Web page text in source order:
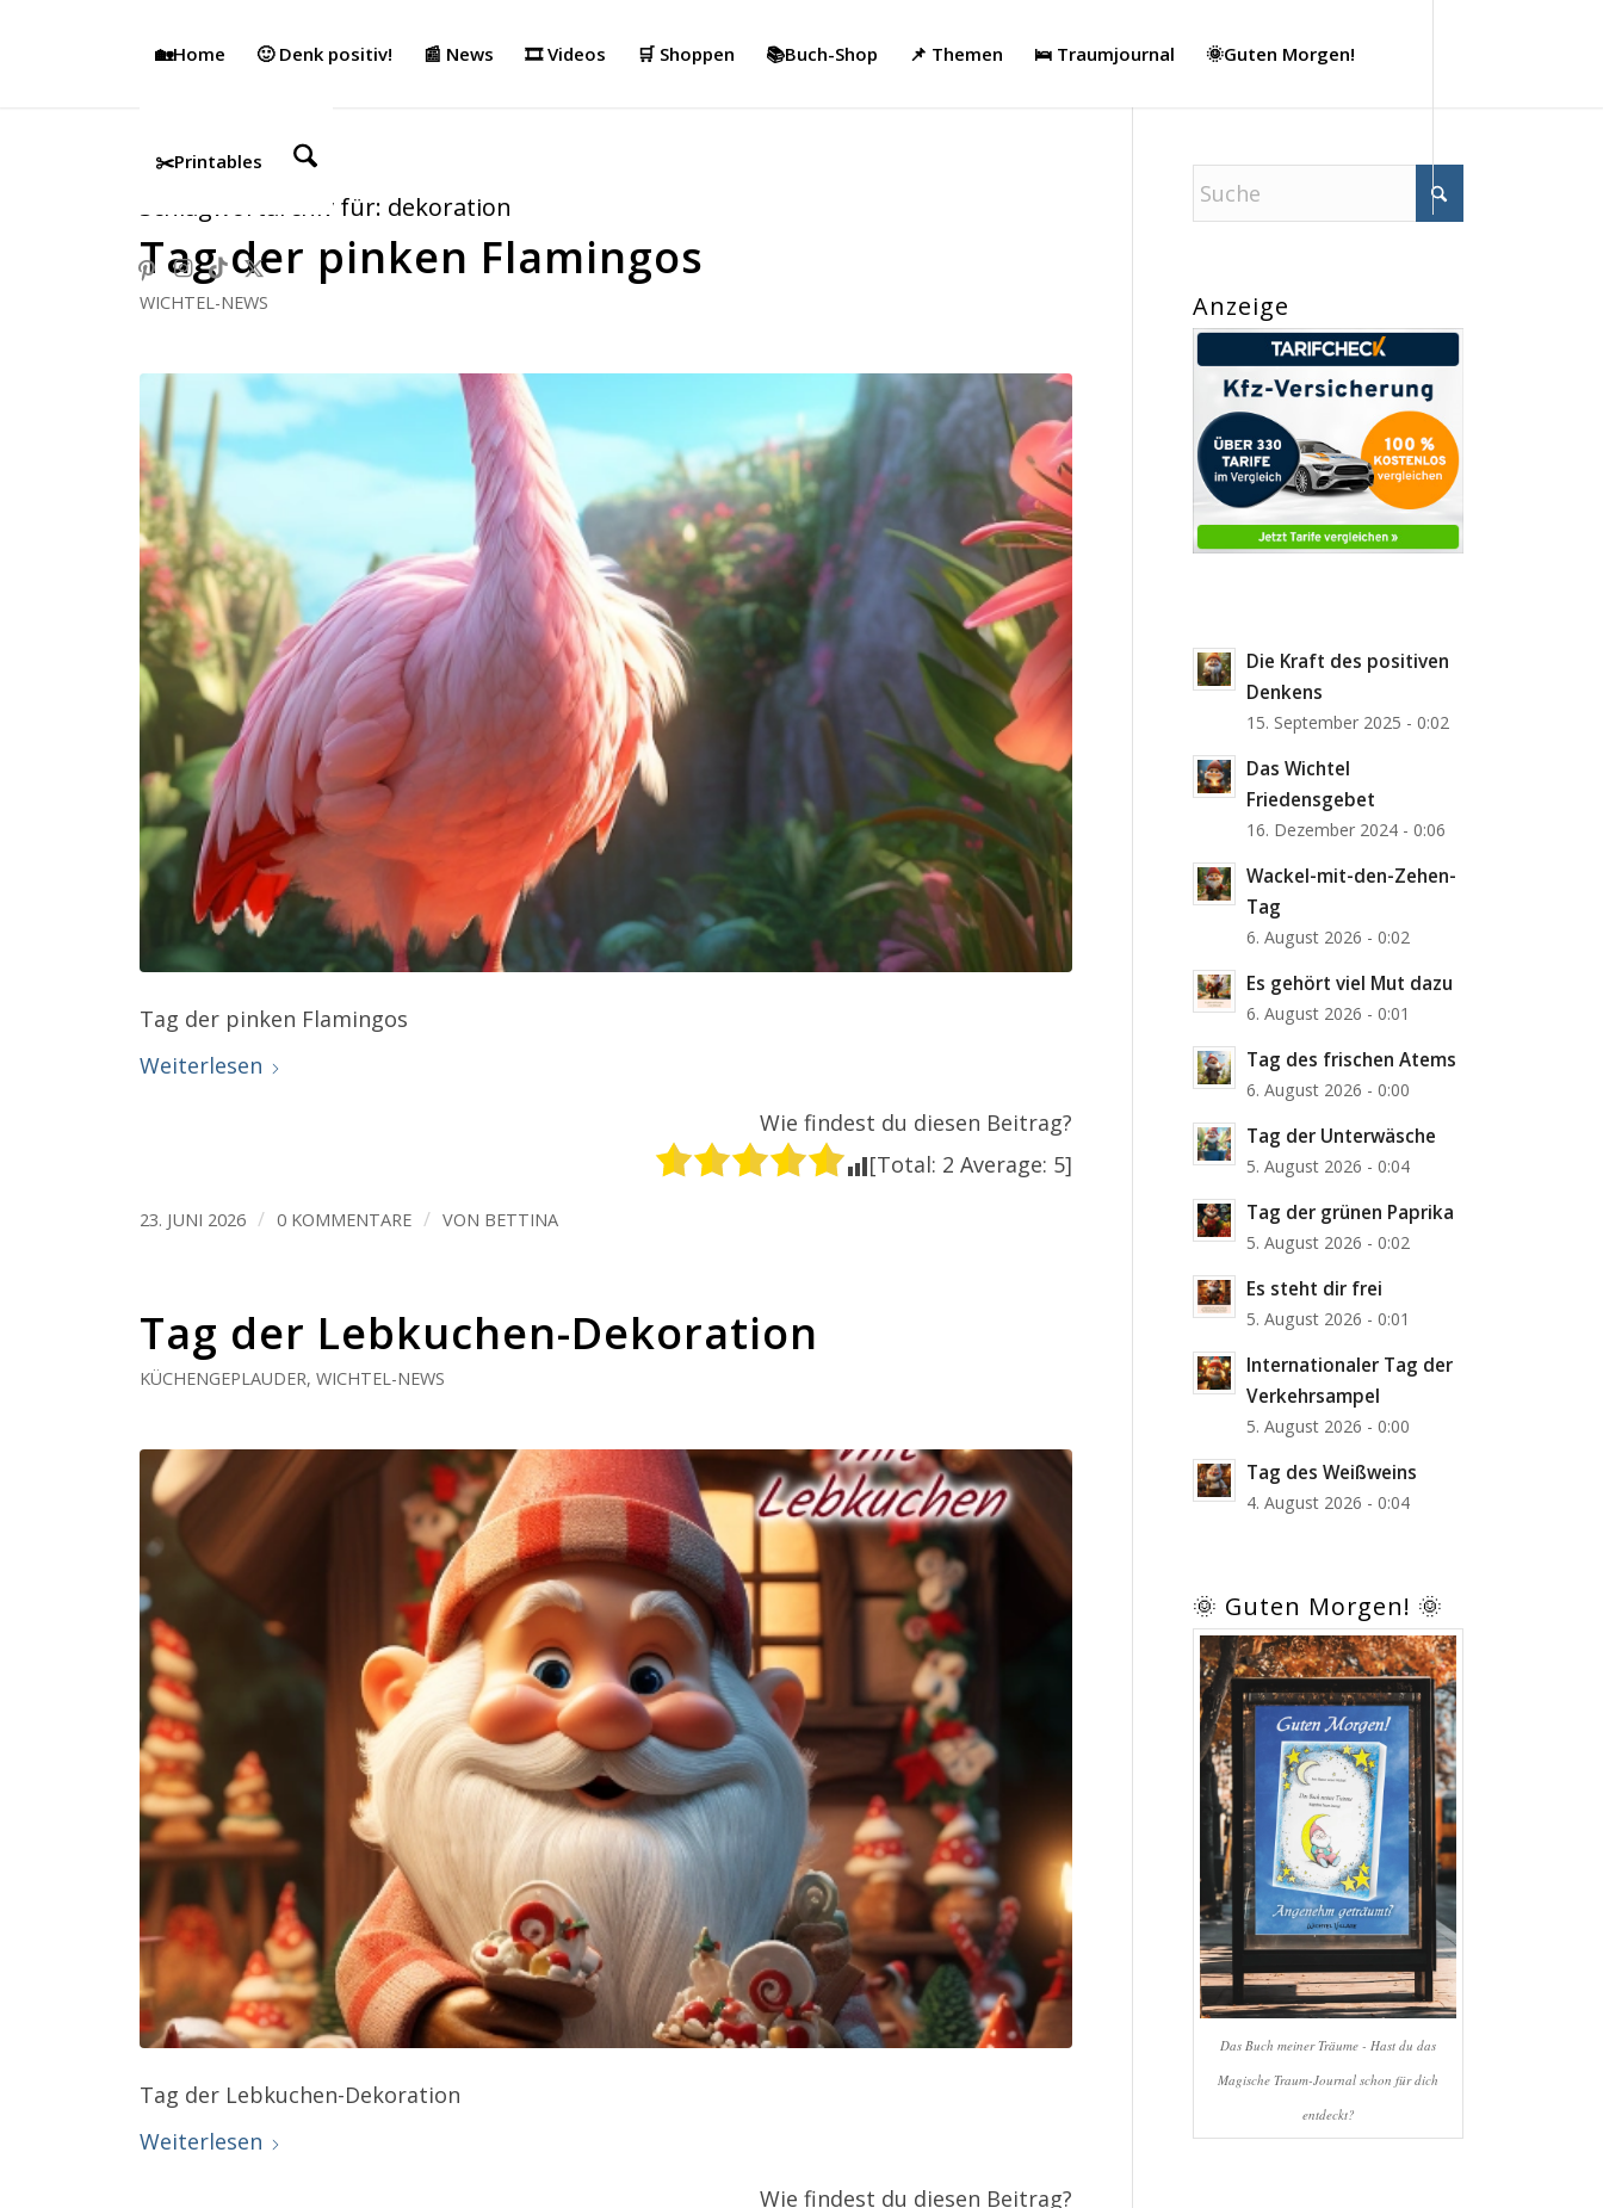
🏡Home 🙂 Denk positiv! 📰 News 🎞️ Videos 🛒 Shoppen 📚Buch-Shop 📌 Themen 🛌 Traumjournal 🌞Guten Morgen!
✂️Printables
Schlagwortarchiv für: dekoration
Tag der pinken Flamingos
WICHTEL-NEWS
Tag der pinken Flamingos
Weiterlesen
Wie findest du diesen Beitrag?
[Total: 2 Average: 5]
23. JUNI 2026 / 0 KOMMENTARE / VON BETTINA
Tag der Lebkuchen-Dekoration
KÜCHENGEPLAUDER,WICHTEL-NEWS
Tag der Lebkuchen-Dekoration
Weiterlesen
Wie findest du diesen Beitrag?
Anzeige
Die Kraft des positiven
Denkens
15. September 2025 - 0:02
Das Wichtel
Friedensgebet
16. Dezember 2024 - 0:06
Wackel-mit-den-Zehen-
Tag
6. August 2026 - 0:02
Es gehört viel Mut dazu
6. August 2026 - 0:01
Tag des frischen Atems
6. August 2026 - 0:00
Tag der Unterwäsche
5. August 2026 - 0:04
Tag der grünen Paprika
5. August 2026 - 0:02
Es steht dir frei
5. August 2026 - 0:01
Internationaler Tag der
Verkehrsampel
5. August 2026 - 0:00
Tag des Weißweins
4. August 2026 - 0:04
🌞 Guten Morgen! 🌞
Das Buch meiner Träume - Hast du das
Magische Traum-Journal schon für dich
entdeckt?